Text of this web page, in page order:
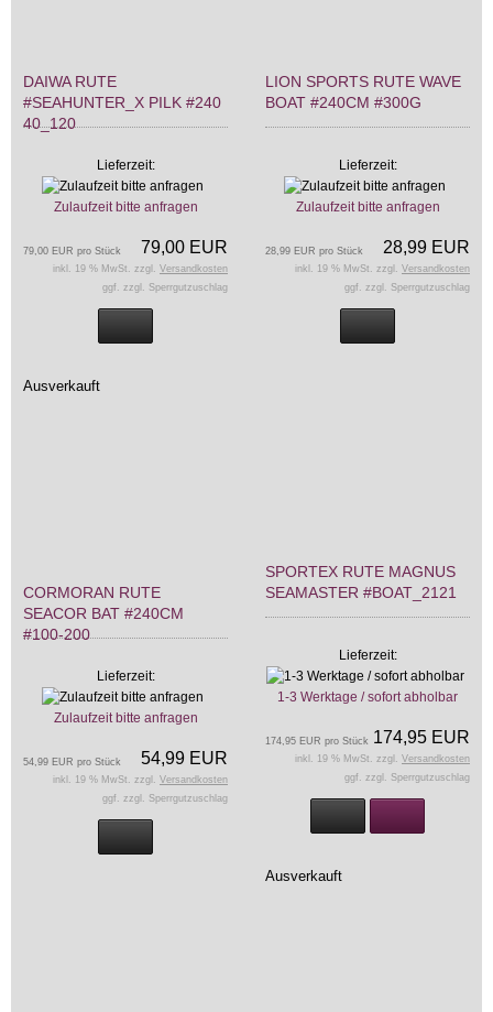
DAIWA RUTE
#SEAHUNTER_X PILK #240
40_120
Lieferzeit:
Zulaufzeit bitte anfragen
79,00 EUR
79,00 EUR pro Stück
inkl. 19 % MwSt. zzgl. Versandkosten
ggf. zzgl. Sperrgutzuschlag
LION SPORTS RUTE WAVE
BOAT #240CM #300G
Lieferzeit:
Zulaufzeit bitte anfragen
28,99 EUR
28,99 EUR pro Stück
inkl. 19 % MwSt. zzgl. Versandkosten
ggf. zzgl. Sperrgutzuschlag
Ausverkauft
CORMORAN RUTE
SEACOR BAT #240CM
#100-200
Lieferzeit:
Zulaufzeit bitte anfragen
54,99 EUR
54,99 EUR pro Stück
inkl. 19 % MwSt. zzgl. Versandkosten
ggf. zzgl. Sperrgutzuschlag
SPORTEX RUTE MAGNUS
SEAMASTER #BOAT_2121
Lieferzeit:
1-3 Werktage / sofort abholbar
174,95 EUR
174,95 EUR pro Stück
inkl. 19 % MwSt. zzgl. Versandkosten
ggf. zzgl. Sperrgutzuschlag
Ausverkauft